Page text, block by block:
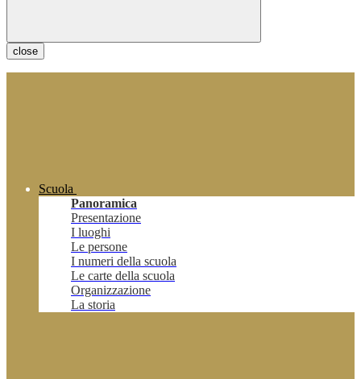
close
Scuola
Panoramica
Presentazione
I luoghi
Le persone
I numeri della scuola
Le carte della scuola
Organizzazione
La storia